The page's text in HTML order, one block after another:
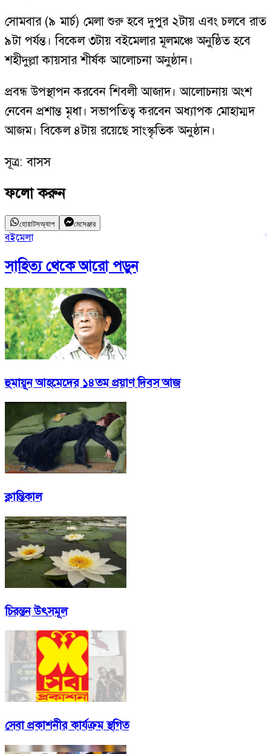
সোমবার (৯ মার্চ) মেলা শুরু হবে দুপুর ২টায় এবং চলবে রাত
৯টা পর্যন্ত। বিকেল ৩টায় বইমেলার মূলমঞ্চে অনুষ্ঠিত হবে
শহীদুল্লা কায়সার শীর্ষক আলোচনা অনুষ্ঠান।
প্রবন্ধ উপস্থাপন করবেন শিবলী আজাদ। আলোচনায় অংশ
নেবেন প্রশান্ত মৃধা। সভাপতিত্ব করবেন অধ্যাপক মোহাম্মদ
আজম। বিকেল ৪টায় রয়েছে সাংস্কৃতিক অনুষ্ঠান।
সূত্র: বাসস
ফলো করুন
হোয়াটসঅ্যাপ মেসেঞ্জার
বইমেলা
সাহিত্যথেকে আরো পড়ুন
হুমায়ূন আহমেদের ১৪তম প্রয়াণ দিবস আজ
ক্লান্তিকাল
চিরন্তন উৎসমূল
সেবা প্রকাশনীর কার্যক্রম স্থগিত